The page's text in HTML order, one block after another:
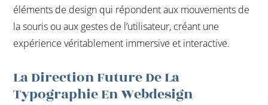
éléments de design qui répondent aux mouvements de
la souris ou aux gestes de l’utilisateur, créant une
expérience véritablement immersive et interactive.
La Direction Future De La
Typographie En Webdesign